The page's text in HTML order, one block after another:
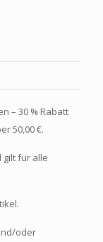
– 30 % Rabatt
50,00 €.
gilt für alle
oder